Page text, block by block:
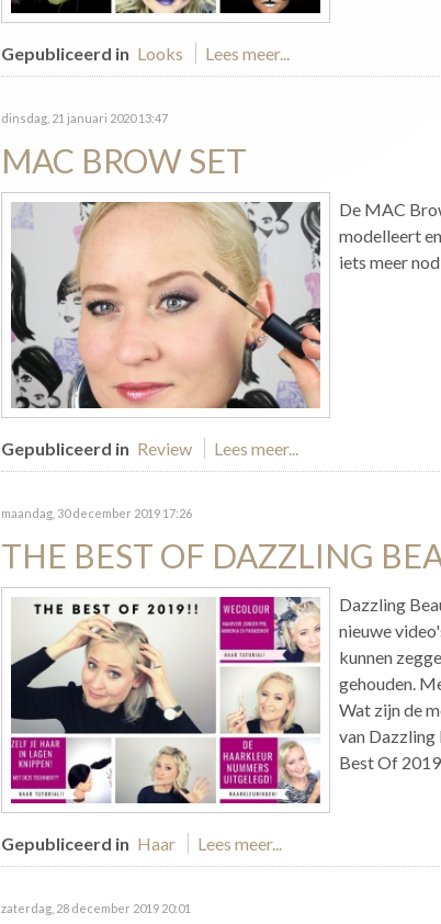
Gepubliceerd in Looks Lees meer...
dinsdag, 21 januari 2020 13:47
MAC BROW SET
De MAC
modelleert
iets meer
Gepubliceerd in Review Lees meer...
maandag, 30 december 2019 17:26
THE BEST OF DAZZLING
Dazzling
nieuwe
kunnen
gehouden.
Wat zijn de
van Dazzling
Best Of
Gepubliceerd in Haar Lees meer...
zaterdag, 28 december 2019 20:01